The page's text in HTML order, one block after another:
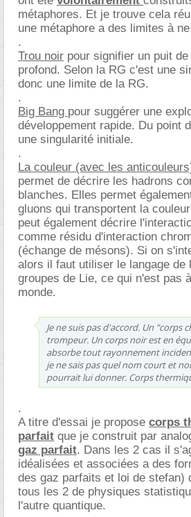
métaphores. Et je trouve cela
une métaphore a des limites à
.
Trou noir pour signifier un puit
profond. Selon la RG c'est une
donc une limite de la RG.
.
Big Bang pour suggérer une
développement rapide. Du point
une singularité initiale.
.
La couleur (avec les
permet de décrire les hadrons
blanches. Elles permet
gluons qui transportent la
peut également décrire
comme résidu d'interaction
(échange de mésons). Si on
alors il faut utiliser le langage de
groupes de Lie, ce qui n'est pas
monde.
Je ne suis pas d'accord. Un "corps
trompeur. Un corps noir est en
absorbe tout rayonnement
je ne sais pas quel nom court et
pourrait lui donner. Corps
.
A titre d'essai je propose corps
parfait que je construit par
gaz parfait. Dans les 2 cas il
idéalisées et associées a des
des gaz parfaits et loi de stefan)
tous les 2 de physiques
l'autre quantique.